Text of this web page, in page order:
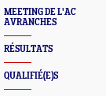
MEETING DE L'AC
AVRANCHES
RÉSULTATS
QUALIFIÉ(E)S